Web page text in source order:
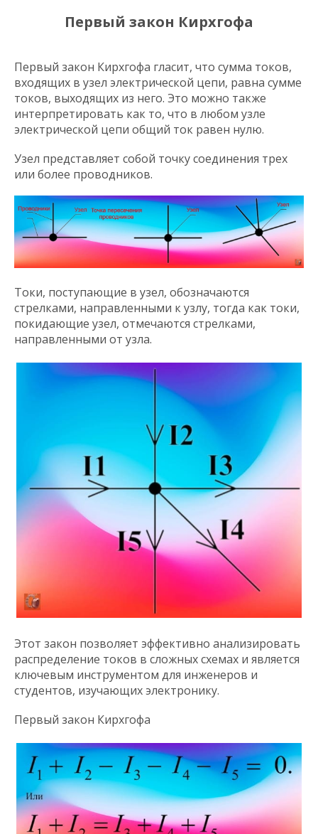
Первый закон Кирхгофа
Первый закон Кирхгофа гласит, что сумма токов,
входящих в узел электрической цепи, равна сумме
токов, выходящих из него. Это можно также
интерпретировать как то, что в любом узле
электрической цепи общий ток равен нулю.
Узел представляет собой точку соединения трех
или более проводников.
Токи, поступающие в узел, обозначаются
стрелками, направленными к узлу, тогда как токи,
покидающие узел, отмечаются стрелками,
направленными от узла.
Этот закон позволяет эффективно анализировать
распределение токов в сложных схемах и является
ключевым инструментом для инженеров и
студентов, изучающих электронику.
Первый закон Кирхгофа